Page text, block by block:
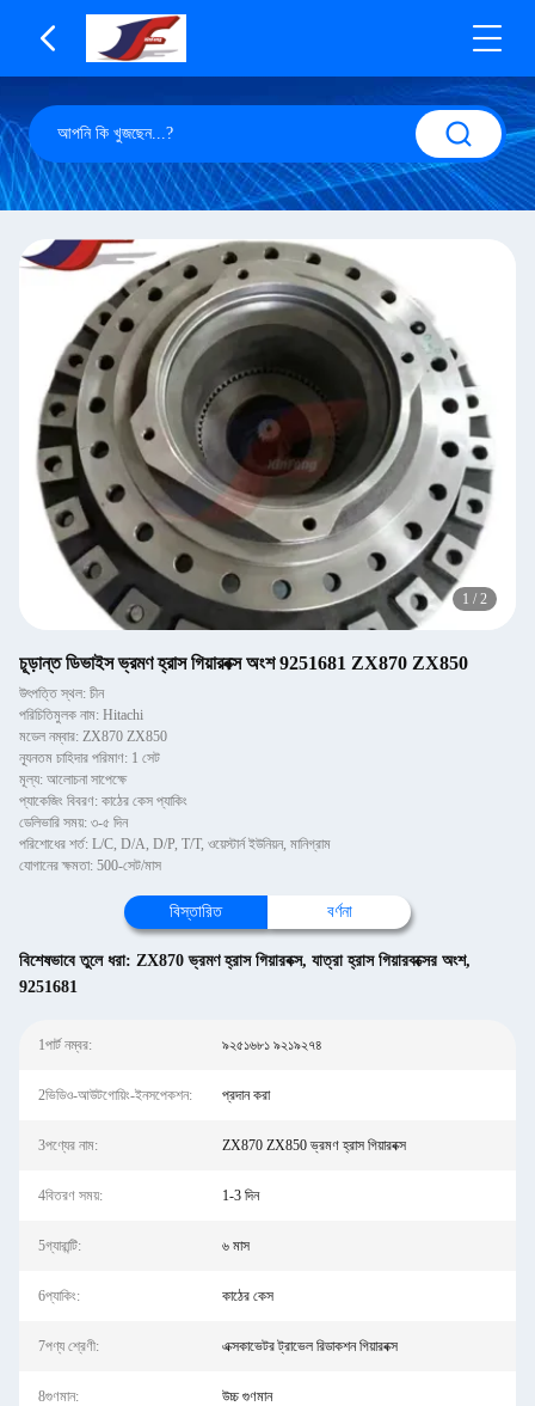
1 / 2
চূড়ান্ত ডিভাইস ভ্রমণ হ্রাস গিয়ারবক্স অংশ 9251681 ZX870 ZX850
উৎপত্তি স্থল: চীন
পরিচিতিমুলক নাম: Hitachi
মডেল নম্বার: ZX870 ZX850
ন্যূনতম চাহিদার পরিমাণ: 1 সেট
মূল্য: আলোচনা সাপেক্ষে
প্যাকেজিং বিবরণ: কাঠের কেস প্যাকিং
ডেলিভারি সময়: ৩-৫ দিন
পরিশোধের শর্ত: L/C, D/A, D/P, T/T, ওয়েস্টার্ন ইউনিয়ন, মানিগ্রাম
যোগানের ক্ষমতা: 500-সেট/মাস
বিস্তারিত বর্ণনা
বিশেষভাবে তুলে ধরা: ZX870 ভ্রমণ হ্রাস গিয়ারবক্স, যাত্রা হ্রাস গিয়ারবক্সের অংশ,
9251681
1পার্ট নম্বর: ৯২৫১৬৮১ ৯২১৯২৭৪
2ভিডিও-আউটগোয়িং-ইনসপেকশন: প্রদান করা
3পণ্যের নাম: ZX870 ZX850 ভ্রমণ হ্রাস গিয়ারবক্স
4বিতরণ সময়: 1-3 দিন
5গ্যারান্টি: ৬ মাস
6প্যাকিং: কাঠের কেস
7পণ্য শ্রেণী: এক্সকাভেটর ট্রাভেল রিডাকশন গিয়ারবক্স
8গুণমান: উচ্চ গুণমান